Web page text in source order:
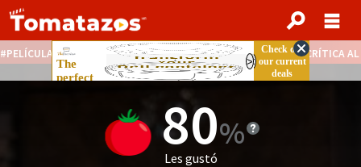
PELÍCULAS STREAMING GRATIS NOTICIAS DESTACADAS CRÍTICA
80
Les gustó